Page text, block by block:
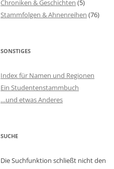
Chroniken & Geschichten (5)
Stammfolgen & Ahnenreihen (76)
SONSTIGES
Index für Namen und Regionen
Ein Studentenstammbuch
…und etwas Anderes
SUCHE
Die Suchfunktion schließt nicht den